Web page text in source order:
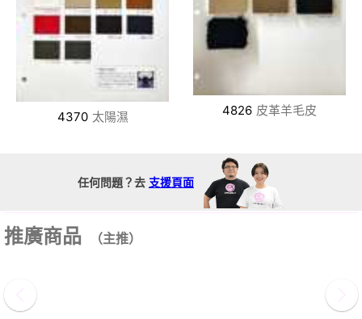
4370 太陽濕 4826 皮革羊毛皮
任何問題？去 支援頁面
推廣商品 （主推）